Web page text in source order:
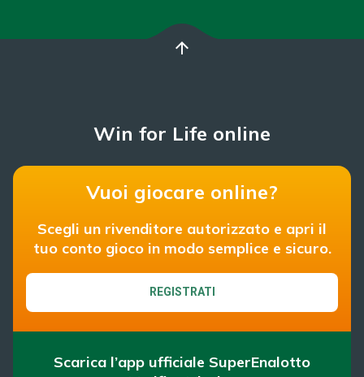
arrow_upward
Win for Life online
Vuoi giocare online?
Scegli un rivenditore autorizzato e apri il
tuo conto gioco in modo semplice e sicuro.
REGISTRATI
Scarica l’app ufficiale SuperEnalotto